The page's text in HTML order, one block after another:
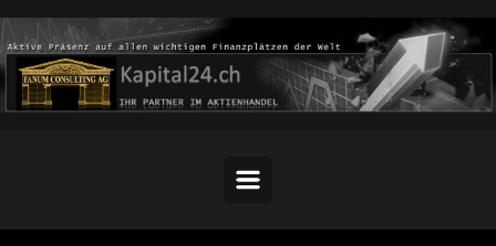
Skip to main content